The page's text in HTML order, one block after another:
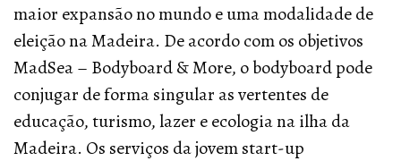
maior expansão no mundo e uma modalidade de
eleição na Madeira. De acordo com os objetivos
MadSea – Bodyboard & More, o bodyboard pode
conjugar de forma singular as vertentes de
educação, turismo, lazer e ecologia na ilha da
Madeira. Os serviços da jovem start-up